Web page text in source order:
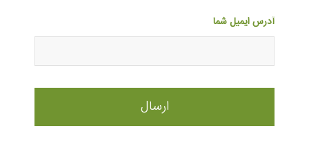
آدرس ایمیل شما